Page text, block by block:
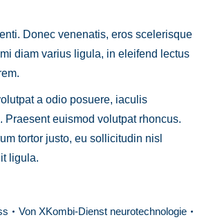
Donec venenatis, eros scelerisque
diam varius ligula, in eleifend lectus
a odio posuere, iaculis
Praesent euismod volutpat rhoncus.
tortor justo, eu sollicitudin nisl
ligula.
Von XKombi-Dienst neurotechnologie